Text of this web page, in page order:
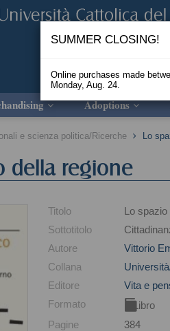
Adoptions
e scienza politica/Ricerche Lo
della regione
Titolo
Lo spazio
Sottotitolo
Autore
Vittorio
Collana
Editore
Vita e
Formato
Libro
Pagine
384
SUMMER CLOSING!
Online purchases made
Monday, Aug. 24.